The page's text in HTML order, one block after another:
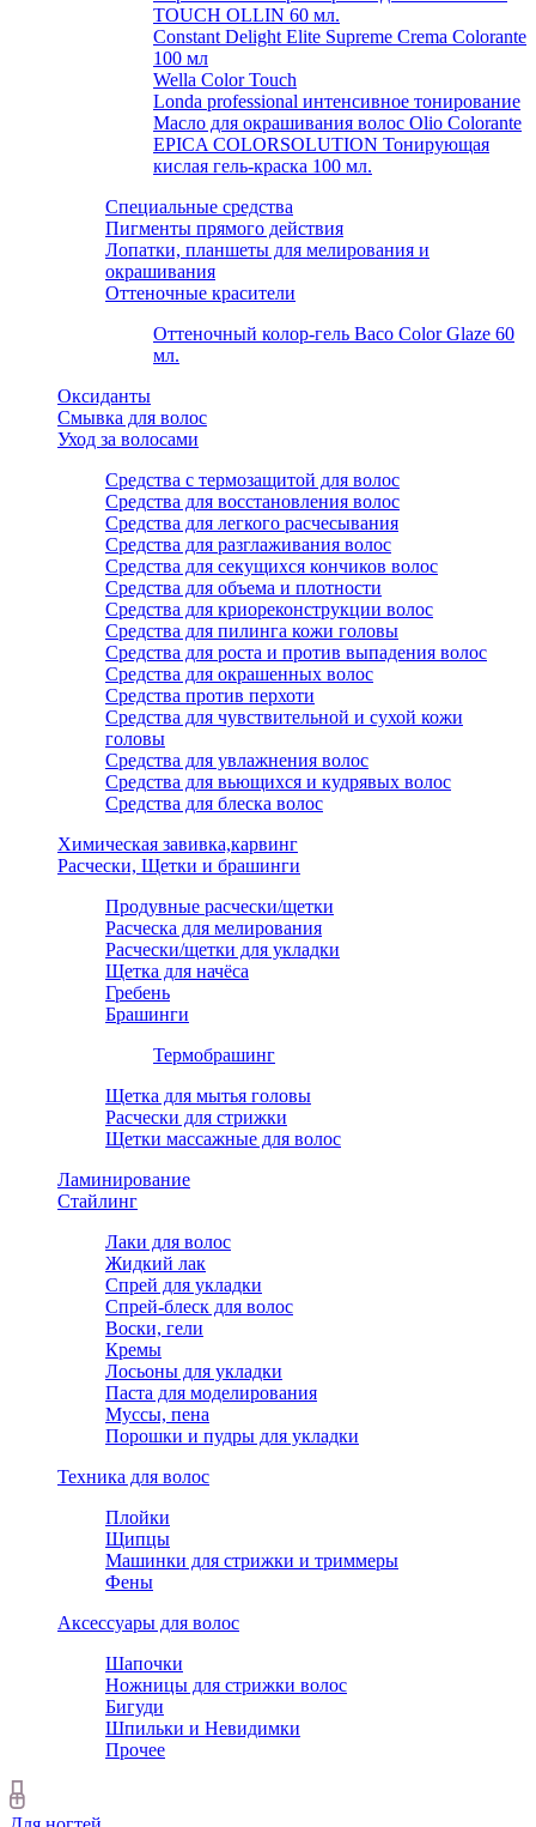
TOUCH OLLIN 60 мл.
Constant Delight Elite Supreme Crema Colorante
100 мл
Wella Color Touch
Londa professional интенсивное тонирование
Масло для окрашивания волос Olio Colorante
EPICA COLORSOLUTION Тонирующая
кислая гель-краска 100 мл.
Специальные средства
Пигменты прямого действия
Лопатки, планшеты для мелирования и
окрашивания
Оттеночные красители
Оттеночный колор-гель Baco Color Glaze 60
мл.
Оксиданты
Смывка для волос
Уход за волосами
Средства с термозащитой для волос
Средства для восстановления волос
Средства для легкого расчесывания
Средства для разглаживания волос
Средства для секущихся кончиков волос
Средства для объема и плотности
Средства для криореконструкции волос
Средства для пилинга кожи головы
Средства для роста и против выпадения волос
Средства для окрашенных волос
Средства против перхоти
Средства для чувствительной и сухой кожи
головы
Средства для увлажнения волос
Средства для вьющихся и кудрявых волос
Средства для блеска волос
Химическая завивка,карвинг
Расчески, Щетки и брашинги
Продувные расчески/щетки
Расческа для мелирования
Расчески/щетки для укладки
Щетка для начёса
Гребень
Брашинги
Термобрашинг
Щетка для мытья головы
Расчески для стрижки
Щетки массажные для волос
Ламинирование
Стайлинг
Лаки для волос
Жидкий лак
Спрей для укладки
Спрей-блеск для волос
Воски, гели
Кремы
Лосьоны для укладки
Паста для моделирования
Муссы, пена
Порошки и пудры для укладки
Техника для волос
Плойки
Щипцы
Машинки для стрижки и триммеры
Фены
Аксессуары для волос
Шапочки
Ножницы для стрижки волос
Бигуди
Шпильки и Невидимки
Прочее